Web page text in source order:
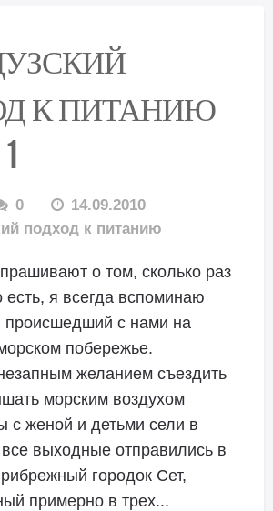
К ПИТАНИЮ
0
14.09.2010
подход к питанию
о том, сколько раз
есть, я всегда вспоминаю
происшедший с нами на
побережье.
желанием съездить
морским воздухом
с женой и детьми сели в
выходные отправились в
городок Сет,
примерно в трех...